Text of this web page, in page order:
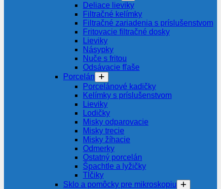
Deliace lieviky
Filtračné kelímky
Filtračné zariadenia s príslušenstvom
Fritovacie filtračné dosky
Lieviky
Násypky
Nuče s fritou
Odsávacie fľaše
Porcelán
Porcelánové kadičky
Kelímky s príslušenstvom
Lieviky
Lodičky
Misky odparovacie
Misky trecie
Misky žíhacie
Odmerky
Ostatný porcelán
Špachtle a lyžičky
Tĺčiky
Sklo a pomôcky pre mikroskopiu